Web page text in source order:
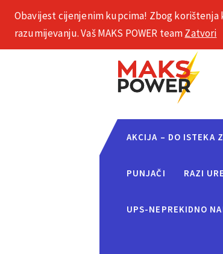
+385 1 2002 575
AKCIJA – DO ISTEKA
PUNJAČI RAZI
UPS-NEPREKIDNO
Obavijest cijenjenim kupcima! Zbog korištenja
razumijevanju. Vaš MAKS POWER teamZatvori